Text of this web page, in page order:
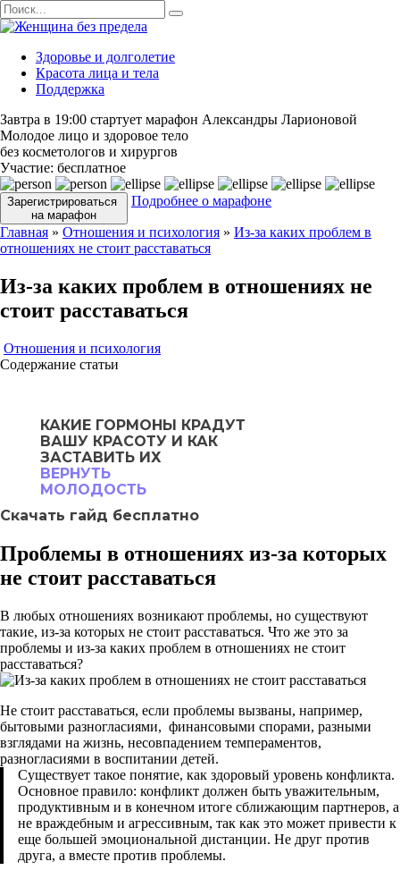
Перейти
к
содержанию
Search
for:
Здоровье и долголетие
Красота лица и тела
Поддержка
Завтра в 19:00 стартует марафон Александры Ларионовой
Молодое лицо и здоровое тело
без косметологов и хирургов
Участие: бесплатное
Зарегистрироваться
на марафон
Подробнее о марафоне
Главная » Отношения и психология » Из-за каких проблем в
отношениях не стоит расставаться
Из-за каких проблем в отношениях не
стоит расставаться
Отношения и психология
Содержание статьи
КАКИЕ ГОРМОНЫ КРАДУТ
ВАШУ КРАСОТУ И КАК
ЗАСТАВИТЬ ИХ
ВЕРНУТЬ
МОЛОДОСТЬ
Скачать гайд бесплатно
Проблемы в отношениях из-за которых
не стоит расставаться
В любых отношениях возникают проблемы, но существуют
такие, из-за которых не стоит расставаться. Что же это за
проблемы и из-за каких проблем в отношениях не стоит
расставаться?
Не стоит расставаться, если проблемы вызваны, например,
бытовыми разногласиями, финансовыми спорами, разными
взглядами на жизнь, несовпадением темпераментов,
разногласиями в воспитании детей.
Существует такое понятие, как здоровый уровень конфликта.
Основное правило: конфликт должен быть уважительным,
продуктивным и в конечном итоге сближающим партнеров, а
не враждебным и агрессивным, так как это может привести к
еще большей эмоциональной дистанции. Не друг против
друга, а вместе против проблемы.